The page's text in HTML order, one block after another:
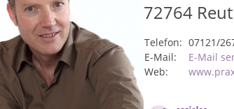
72764
Telefon: 07121/
E-Mail:
E-Mail
Web: